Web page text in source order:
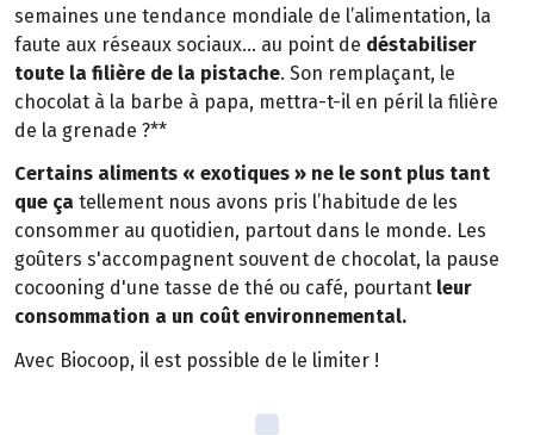
semaines une tendance mondiale de l’alimentation, la
faute aux réseaux sociaux… au point de déstabiliser
toute la filière de la pistache. Son remplaçant, le
chocolat à la barbe à papa, mettra-t-il en péril la filière
de la grenade ?**
Certains aliments « exotiques » ne le sont plus tant
que ça tellement nous avons pris l’habitude de les
consommer au quotidien, partout dans le monde. Les
goûters s'accompagnent souvent de chocolat, la pause
cocooning d'une tasse de thé ou café, pourtant leur
consommation a un coût environnemental.
Avec Biocoop, il est possible de le limiter !